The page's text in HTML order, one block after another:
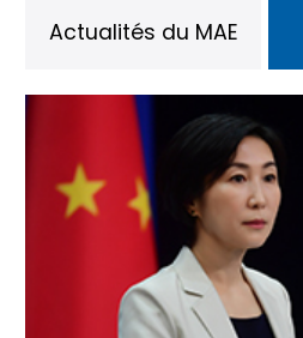
​Actualités du MAE